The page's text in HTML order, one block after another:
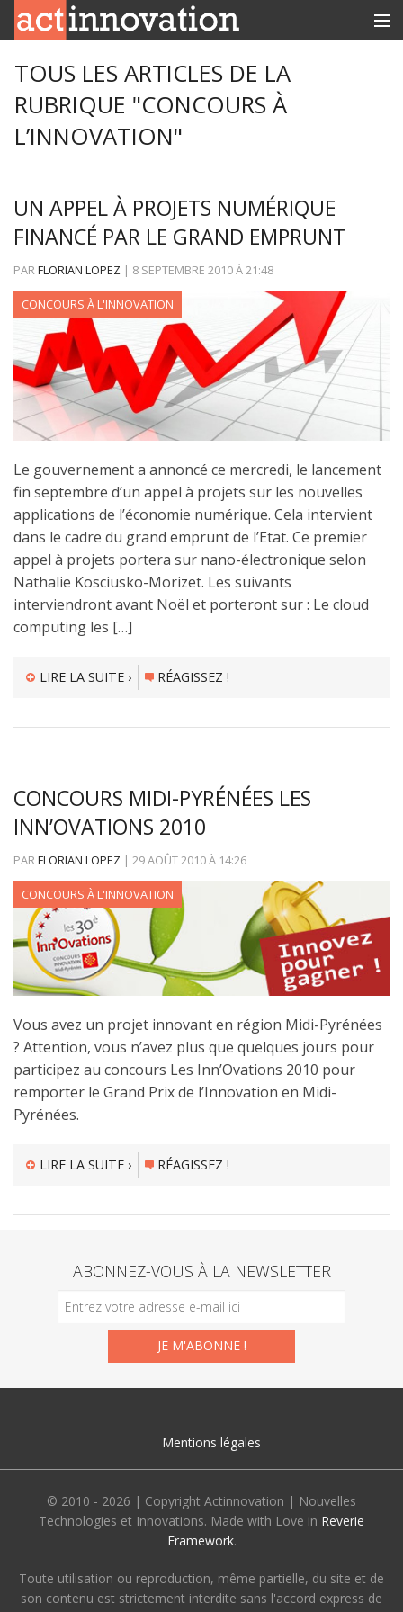
INNOBOX
CONTACT
TOUS LES ARTICLES DE LA
RUBRIQUE "CONCOURS À
L’INNOVATION"
UN APPEL À PROJETS NUMÉRIQUE
FINANCÉ PAR LE GRAND EMPRUNT
PARFLORIAN LOPEZ | 8 SEPTEMBRE 2010À21:48
CONCOURS À L'INNOVATION
Le gouvernement a annoncé ce mercredi, le lancement
fin septembre d’un appel à projets sur les nouvelles
applications de l’économie numérique. Cela intervient
dans le cadre du grand emprunt de l’Etat. Ce premier
appel à projets portera sur nano-électronique selon
Nathalie Kosciusko-Morizet. Les suivants
interviendront avant Noël et porteront sur : Le cloud
computing les […]
LIRE LA SUITE › RÉAGISSEZ !
CONCOURS MIDI-PYRÉNÉES LES
INN’OVATIONS 2010
PARFLORIAN LOPEZ | 29 AOÛT 2010À 14:26
CONCOURS À L'INNOVATION
Vous avez un projet innovant en région Midi-Pyrénées
? Attention, vous n’avez plus que quelques jours pour
participez au concours Les Inn’Ovations 2010 pour
remporter le Grand Prix de l’Innovation en Midi-
Pyrénées.
LIRE LA SUITE › RÉAGISSEZ !
ABONNEZ-VOUS À LA NEWSLETTER
Mentions légales
© 2010 - 2026 | Copyright Actinnovation | Nouvelles
Technologies et Innovations. Made with Love in Reverie
Framework.
Toute utilisation ou reproduction, même partielle, du site et de
son contenu est strictement interdite sans l'accord express de